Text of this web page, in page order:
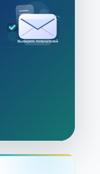
Рассылка за несколько минут